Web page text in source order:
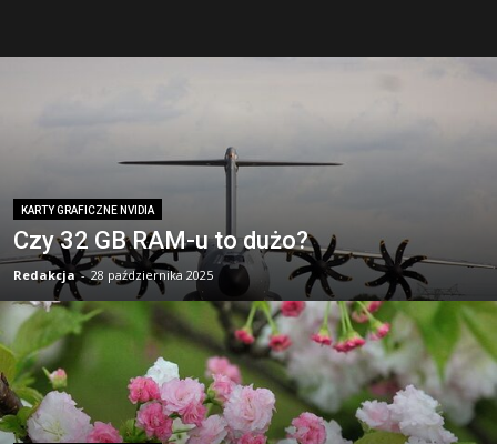
KARTY GRAFICZNE NVIDIA
Czy 32 GB RAM-u to dużo?
Redakcja - 28 października 2025